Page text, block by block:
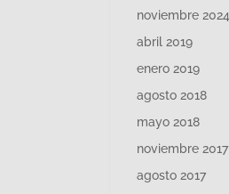
noviembre 2024
abril 2019
enero 2019
agosto 2018
mayo 2018
noviembre 2017
agosto 2017